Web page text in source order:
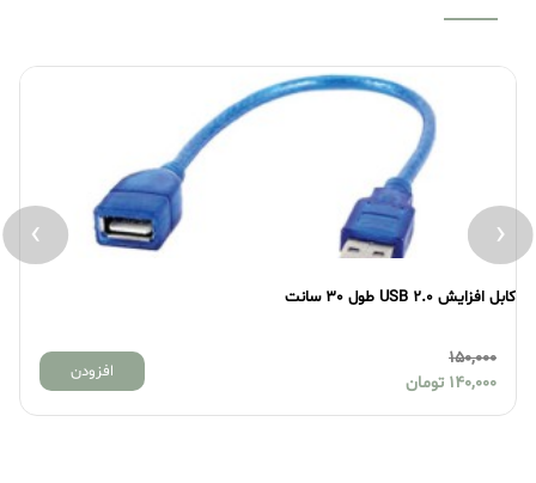
کابل افزایش USB 2.0 طول 30 سانت
150,000
140,000 تومان
افزودن
‹
›